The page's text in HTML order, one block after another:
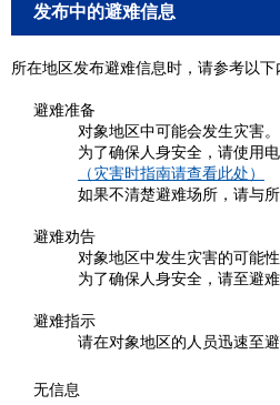
发布中的避难信息
所在地区发布避难信息时，请参考以下
避难准备
对象地区中可能会发生灾害
为了确保人身安全，请使用
（灾害时指南请查看此处）
如果不清楚避难场所，请与
避难劝告
对象地区中发生灾害的可能性
为了确保人身安全，请至避难
避难指示
请在对象地区的人员迅速至避
无信息